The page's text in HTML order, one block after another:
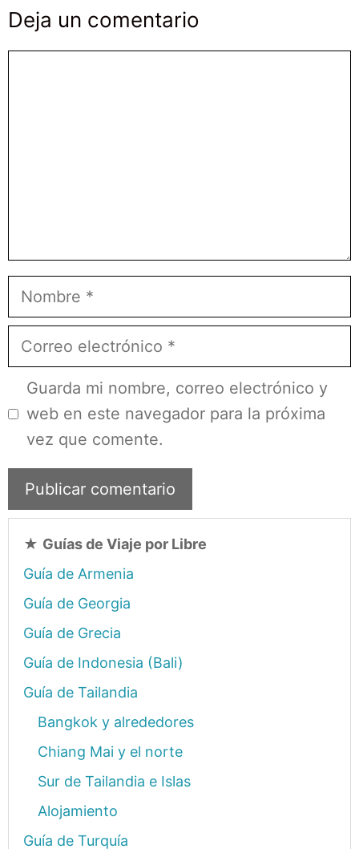
Deja un comentario
Nombre
Correo
electrónico
Guarda mi nombre, correo electrónico y
web en este navegador para la próxima
vez que comente.
★ Guías de Viaje por Libre
Guía de Armenia
Guía de Georgia
Guía de Grecia
Guía de Indonesia (Bali)
Guía de Tailandia
Bangkok y alrededores
Chiang Mai y el norte
Sur de Tailandia e Islas
Alojamiento
Guía de Turquía